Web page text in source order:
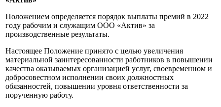
Положением определяется порядок выплаты премий в 2022
году рабочим и служащим ООО «Актив» за
производственные результаты.
Настоящее Положение принято с целью увеличения
материальной заинтересованности работников в повышении
качества оказываемых организацией услуг, своевременном и
добросовестном исполнении своих должностных
обязанностей, повышении уровня ответственности за
порученную работу.